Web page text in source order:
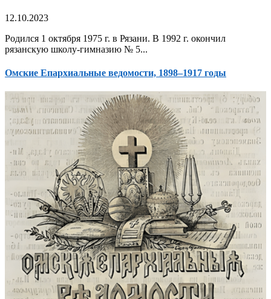
12.10.2023
Родился 1 октября 1975 г. в Рязани. В 1992 г. окончил
рязанскую школу-гимназию № 5...
Омские Епархиальные ведомости, 1898–1917 годы